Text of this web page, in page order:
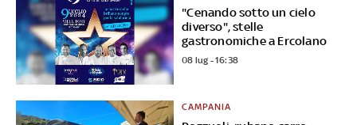
"Cenando sotto un cielo
diverso", stelle
gastronomiche a Ercolano
08 lug - 16:38
CAMPANIA